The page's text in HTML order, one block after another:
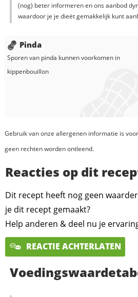
(nog) beter informeren en ons aanbod
waardoor je je dieët gemakkelijk kunt
Pinda
Sporen van pinda kunnen voorkomen in
kippenbouillon
Gebruik van onze allergenen informatie is
geen rechten worden ontleend.
Reacties op dit
Dit recept heeft nog geen
je dit recept gemaakt?
Help anderen & deel nu je
REACTIE ACHTERLATEN